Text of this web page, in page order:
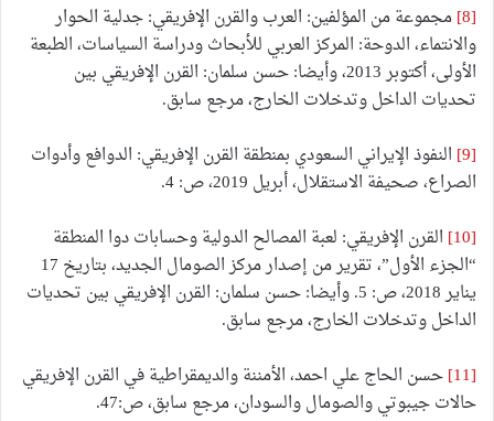
[8] مجموعة من المؤلفين: العرب والقرن الإفريقي: جدلية الحوار
والانتماء، الدوحة: المركز العربي للأبحاث ودراسة السياسات، الطبعة
الأولى، أكتوبر 2013، وأيضا: حسن سلمان: القرن الإفريقي بين
تحديات الداخل وتدخلات الخارج، مرجع سابق.
[9]
النفوذ الإيراني السعودي بمنطقة القرن الإفريقي: الدوافع وأدوات
الصراع، صحيفة الاستقلال، أبريل 2019، ص: 4.
[10]
القرن الإفريقي: لعبة المصالح الدولية وحسابات دوا المنطقة
“الجزء الأول”، تقرير من إصدار مركز الصومال الجديد، بتاريخ 17
يناير 2018، ص: 5. وأيضا: حسن سلمان: القرن الإفريقي بين تحديات
الداخل وتدخلات الخارج، مرجع سابق.
[11]
حسن الحاج علي احمد، الأمننة والديمقراطية في القرن الإفريقي
حالات جيبوتي والصومال والسودان، مرجع سابق، ص:47.